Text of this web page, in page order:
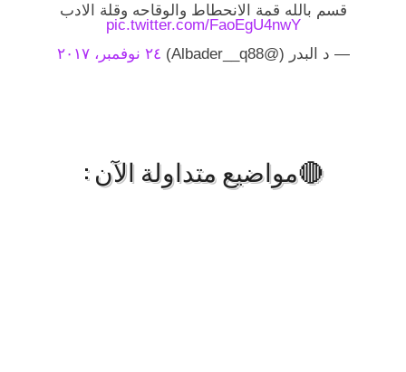
قسم بالله قمة الانحطاط والوقاحه وقلة الادب
pic.twitter.com/FaoEgU4nwY
— د البدر (@Albader__q88)
٢٤ نوفمبر، ٢٠١٧
🔴مواضيع متداولة الآن :